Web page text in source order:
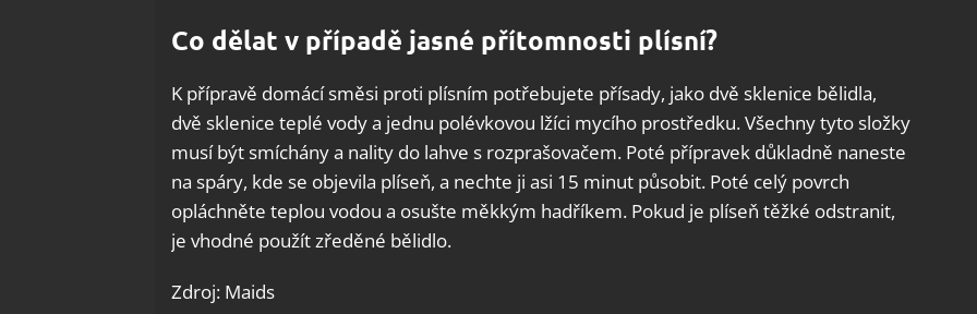
Co dělat v případě jasné přítomnosti plísní?
K přípravě domácí směsi proti plísním potřebujete přísady, jako dvě sklenice bělidla,
dvě sklenice teplé vody a jednu polévkovou lžíci mycího prostředku. Všechny tyto složky
musí být smíchány a nality do lahve s rozprašovačem. Poté přípravek důkladně naneste
na spáry, kde se objevila plíseň, a nechte ji asi 15 minut působit. Poté celý povrch
opláchněte teplou vodou a osušte měkkým hadříkem. Pokud je plíseň těžké odstranit,
je vhodné použít zředěné bělidlo.
Zdroj: Maids